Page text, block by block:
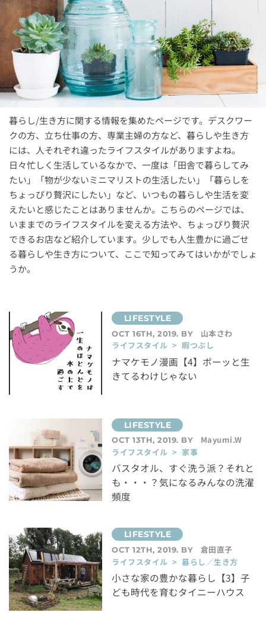
暮らし/生き方に関する情報を集めたページです。デスクワー
クの方、立ち仕事の方、専業主婦の方など、暮らしや生き方
には、人それぞれ違ったライフスタイルがありますよね。
日々忙しく生活しているなかで、一度は「田舎で暮らしてみ
たい」「物が少ないミニマリストの生活したい」「暮らしを
ちょっぴり贅沢にしたい」など、いつもの暮らしや生活を変
えたいと感じたことはありませんか。こちらのページでは、
いままでのライフスタイルを変える方法や、ちょっぴり贅沢
できるお店など紹介しています。少しでも人生豊かに過ごせ
る暮らしや生き方について、ここで知ってみてはいかがでしょ
うか。
OCT 16TH, 2019. BY
山本さわ
ライフスタイル > 暇つぶし
ナマケモノ漫画【4】ボーッと生
きてるわけじゃない
OCT 13TH, 2019. BY
Mayumi.W
ライフスタイル > 家事
バスタオル、すぐ洗う派？それと
も・・・？気になるみんなの洗濯
頻度
OCT 12TH, 2019. BY
倉田直子
ライフスタイル > 暮らし／生き方
小さな家の豊かな暮らし【3】子
ども時代を育むタイニーハウス